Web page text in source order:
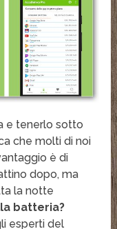
e tenerlo sotto
che molti di noi
è di
dopo, ma
la notte
batteria?
esperti del